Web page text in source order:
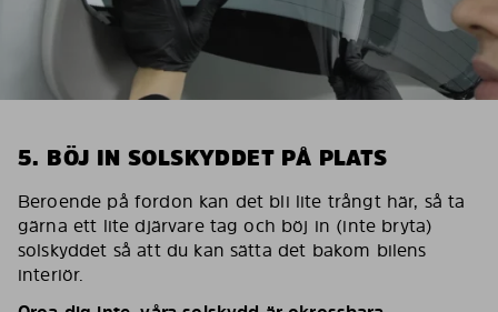
5. BÖJ IN SOLSKYDDET PÅ PLATS
Beroende på fordon kan det bli lite trångt här, så ta
gärna ett lite djärvare tag och böj in (inte bryta)
solskyddet så att du kan sätta det bakom bilens
interiör.